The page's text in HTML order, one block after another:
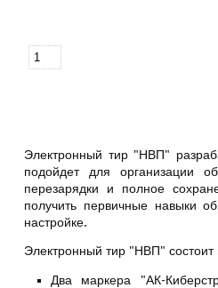
Электронный тир "НВП"
подойдет для организации
перезарядки и полное
получить первичные навыки
настройке.
Электронный тир "НВП" состоит
Два маркера "АК-